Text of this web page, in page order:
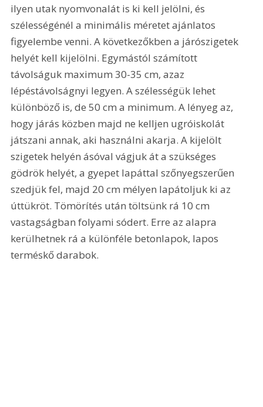
ilyen utak nyomvonalát is ki kell jelölni, és
szélességénél a minimális méretet ajánlatos
figyelembe venni. A következőkben a járószigetek
helyét kell kijelölni. Egymástól számított
távolságuk maximum 30-35 cm, azaz
lépéstávolságnyi legyen. A szélességük lehet
különböző is, de 50 cm a minimum. A lényeg az,
hogy járás közben majd ne kelljen ugróiskolát
játszani annak, aki használni akarja. A kijelölt
szigetek helyén ásóval vágjuk át a szükséges
gödrök helyét, a gyepet lapáttal szőnyegszerűen
szedjük fel, majd 20 cm mélyen lapátoljuk ki az
úttükröt. Tömörítés után töltsünk rá 10 cm
vastagságban folyami sódert. Erre az alapra
kerülhetnek rá a különféle betonlapok, lapos
terméskő darabok.